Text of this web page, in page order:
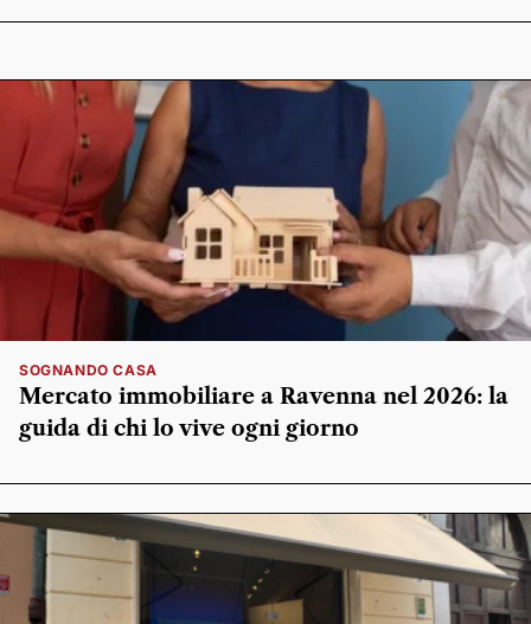
SOGNANDO CASA
Mercato immobiliare a Ravenna nel 2026: la
guida di chi lo vive ogni giorno